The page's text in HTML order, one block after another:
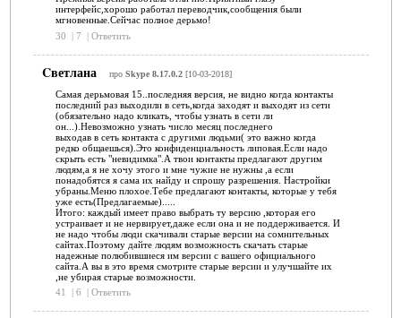
интерфейс,хорошо работал переводчик,сообщения были
мгновенные.Сейчас полное дерьмо!
30
| 7 | Ответить
Cветлана про Skype 8.17.0.2[10-03-2018]
Самая дерьмовая 15..последняя версия, не видно когда контакты
последний раз выходили в сеть,когда заходят и выходят из сети
(обязательно надо кликать, чтобы узнать в сети ли
он...).Невозможно узнать число месяц последнего
выходав в сеть контакта с другими людьми( это важно когда
редко общаешься).Это конфиденциальность липовая.Если надо
скрыть есть "невидимка".А твои контакты предлагают другим
людям,а я не хочу этого и мне чужие не нужны ,а если
понадобятся я сама их найду и спрошу разрешения. Настройки
убраны.Меню плохое.Тебе предлагают контакты, которые у тебя
уже есть(Предлагаемые).....
Итого: каждый имеет право выбрать ту версию ,которая его
устраивает и не нервирует,даже если она и не поддерживается. И
не надо чтобы люди скачивали старые версии на сомнительных
сайтах.Поэтому дайте людям возможность скачать старые
надежные полюбившиеся им версии с вашего официального
сайта.А вы в это время смотрите старые версии и улучшайте их
,не убирая старые возможности.
41
| 6 | Ответить